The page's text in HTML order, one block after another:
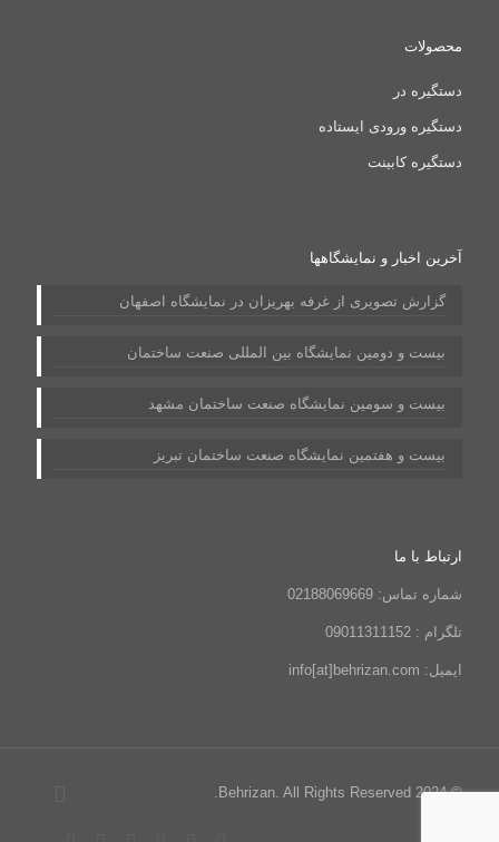
محصولات
دستگیره در
دستگیره ورودی ایستاده
دستگیره کابینت
آخرین اخبار و نمایشگاهها
گزارش تصویری از غرفه بهریزان در نمایشگاه اصفهان
بیست و دومین نمایشگاه بین المللی صنعت ساختمان
بیست و سومین نمایشگاه صنعت ساختمان مشهد
بیست و هفتمین نمایشگاه صنعت ساختمان تبریز
ارتباط با ما
شماره تماس: 02188069669
تلگرام : 09011311152
ایمیل: info[at]behrizan.com
© 2024 Behrizan. All Rights Reserved.